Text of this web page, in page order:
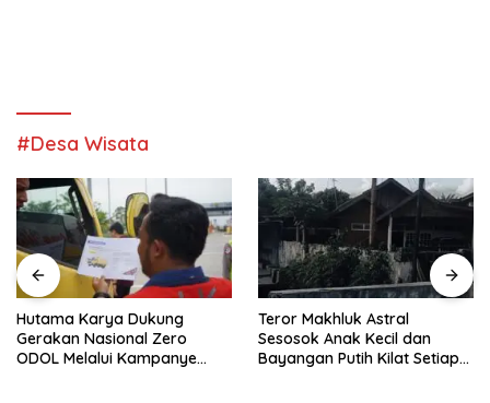
#Desa Wisata
Hutama Karya Dukung
Gerakan Nasional Zero
ODOL Melalui Kampanye
Teror Makhluk Astral
Sesosok Anak Kecil dan
Bayangan Putih Kilat Setiap